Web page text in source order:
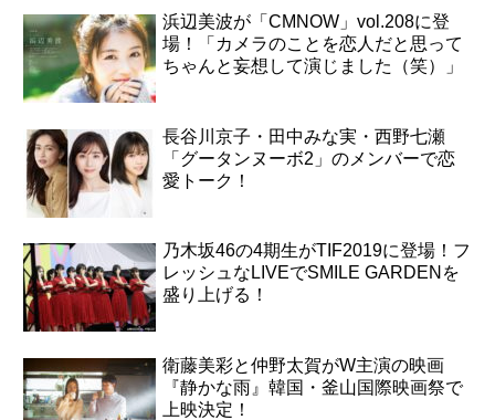
浜辺美波が「CMNOW」vol.208に登
場！「カメラのことを恋人だと思って
ちゃんと妄想して演じました（笑）」
長谷川京子・田中みな実・西野七瀬
「グータンヌーボ2」のメンバーで恋
愛トーク！
乃木坂46の4期生がTIF2019に登場！フ
レッシュなLIVEでSMILE GARDENを
盛り上げる！
衛藤美彩と仲野太賀がW主演の映画
『静かな雨』韓国・釜山国際映画祭で
上映決定！